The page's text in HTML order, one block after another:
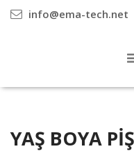
info@ema-tech.net
YAŞ BOYA